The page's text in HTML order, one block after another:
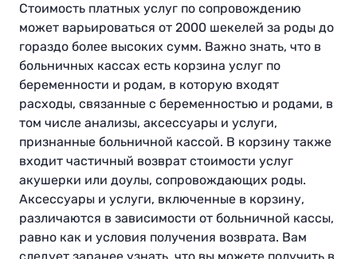
Стоимость платных услуг по сопровождению
может варьироваться от 2000 шекелей за роды до
гораздо более высоких сумм. Важно знать, что в
больничных кассах есть корзина услуг по
беременности и родам, в которую входят
расходы, связанные с беременностью и родами, в
том числе анализы, аксессуары и услуги,
признанные больничной кассой. В корзину также
входит частичный возврат стоимости услуг
акушерки или доулы, сопровождающих роды.
Аксессуары и услуги, включенные в корзину,
различаются в зависимости от больничной кассы,
равно как и условия получения возврата. Вам